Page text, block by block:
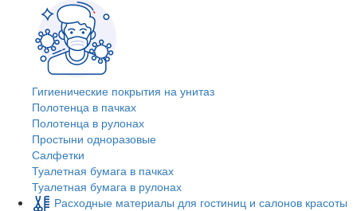
Гигиенические покрытия на унитаз
Полотенца в пачках
Полотенца в рулонах
Простыни одноразовые
Салфетки
Туалетная бумага в пачках
Туалетная бумага в рулонах
Расходные материалы для гостиниц и салонов красоты